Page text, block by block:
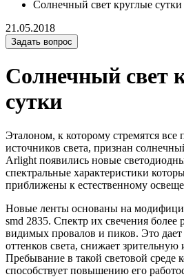
Солнечный свет круглые сутки
21.05.2018
Задать вопрос
Солнечный свет
сутки
Эталоном, к которому стремятся все
источников света, признан
Аrlight появились новые
спектральные характеристики
приближены к естественному
Новые ленты основаны на
smd 2835. Спектр их свечения
видимых провалов и пиков. Это дает
оттенков света, снижает зрительную
Пребывание в такой световой среде
способствует повышению его